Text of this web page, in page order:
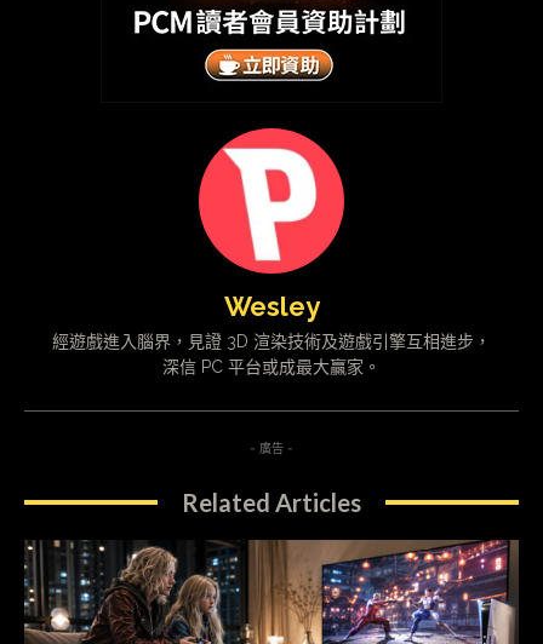
Wesley
經遊戲進入腦界，見證 3D 渲染技術及遊戲引擎互相進步，
深信 PC 平台或成最大贏家。
- 廣告 -
Related Articles